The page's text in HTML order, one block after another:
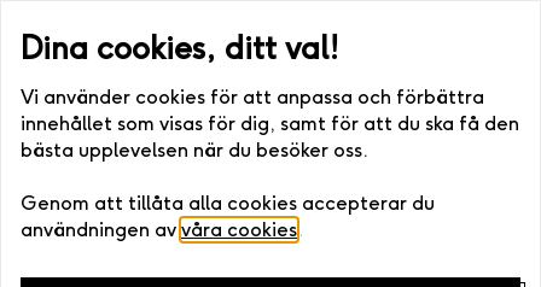
Dina cookies, ditt val!
Vi använder cookies för att anpassa och förbättra
innehållet som visas för dig, samt för att du ska få den
bästa upplevelsen när du besöker oss.
Genom att tillåta alla cookies accepterar du
användningen av våra cookies.